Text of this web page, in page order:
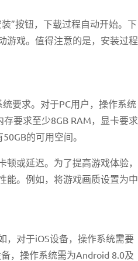
”按钮，下载过程自动开始。下
游戏。值得注意的是，安装过程
要求。对于PC用户，操作系统
要求至少8GB RAM，显卡要求
的可用空间。
或延迟。为了提高游戏体验，
能。例如，将游戏画质设置为中
，对于iOS设备，操作系统需要
，操作系统需为Android 8.0及